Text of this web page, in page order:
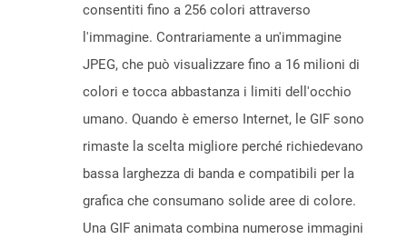
consentiti fino a 256 colori attraverso
l'immagine. Contrariamente a un'immagine
JPEG, che può visualizzare fino a 16 milioni di
colori e tocca abbastanza i limiti dell'occhio
umano. Quando è emerso Internet, le GIF sono
rimaste la scelta migliore perché richiedevano
bassa larghezza di banda e compatibili per la
grafica che consumano solide aree di colore.
Una GIF animata combina numerose immagini